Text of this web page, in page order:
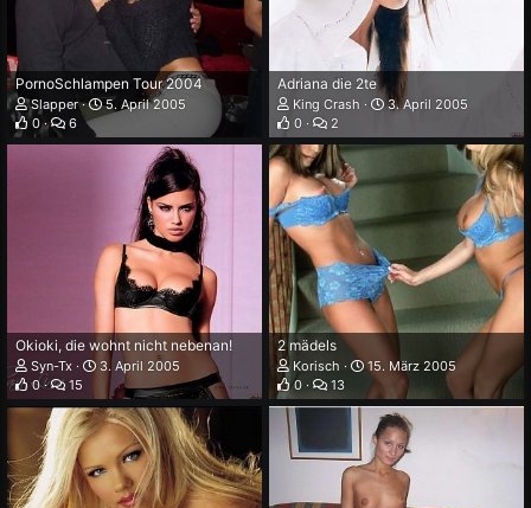
PornoSchlampen Tour 2004
Slapper
5. April 2005
0
6
Adriana die 2te
King Crash
3. April 2005
0
2
Okioki, die wohnt nicht nebenan!
Syn-Tx
3. April 2005
0
15
2 mädels
Korisch
15. März 2005
0
13